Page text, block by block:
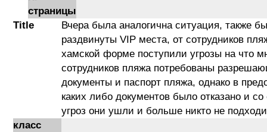
страницы
Title
Вчера была аналогична ситуация, также
раздвинуты VIP места, от сотрудников
хамской форме поступили угрозы на что
сотрудников пляжа потребованы
документы и паспорт пляжа, однако в
каких либо документов было отказано и
угроз они ушли и больше никто не
класс